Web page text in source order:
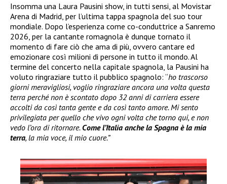
Insomma una Laura Pausini show, in tutti sensi, al Movistar
Arena di Madrid, per l’ultima tappa spagnola del suo tour
mondiale. Dopo l’esperienza come co-conduttrice a Sanremo
2026, per la cantante romagnola è dunque tornato il
momento di fare ciò che ama di più, ovvero cantare ed
emozionare così milioni di persone in tutto il mondo. Al
termine del concerto nella capitale spagnola, la Pausini ha
voluto ringraziare tutto il pubblico spagnolo: “ho trascorso
giorni meravigliosi, voglio ringraziare ancora una volta questa
terra perché non è scontato dopo 32 anni di carriera essere
accolti da così tanta gente e da così tanto amore. Mi sento
privilegiata per quello che vivo ogni volta che torno qui, e non
vedo l’ora di ritornare. Come l’Italia anche la Spagna è la mia
terra, la mia voce, il mio cuore.”